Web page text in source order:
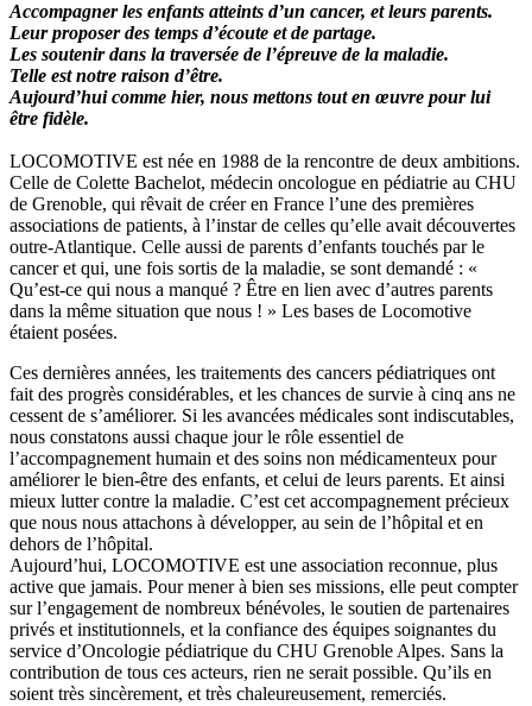
Accompagner les enfants atteints d’un cancer, et leurs parents.
Leur proposer des temps d’écoute et de partage.
Les soutenir dans la traversée de l’épreuve de la maladie.
Telle est notre raison d’être.
Aujourd’hui comme hier, nous mettons tout en œuvre pour lui
être fidèle.
LOCOMOTIVE est née en 1988 de la rencontre de deux ambitions.
Celle de Colette Bachelot, médecin oncologue en pédiatrie au CHU
de Grenoble, qui rêvait de créer en France l’une des premières
associations de patients, à l’instar de celles qu’elle avait découvertes
outre-Atlantique. Celle aussi de parents d’enfants touchés par le
cancer et qui, une fois sortis de la maladie, se sont demandé : «
Qu’est-ce qui nous a manqué ? Être en lien avec d’autres parents
dans la même situation que nous ! » Les bases de Locomotive
étaient posées.
Ces dernières années, les traitements des cancers pédiatriques ont
fait des progrès considérables, et les chances de survie à cinq ans ne
cessent de s’améliorer. Si les avancées médicales sont indiscutables,
nous constatons aussi chaque jour le rôle essentiel de
l’accompagnement humain et des soins non médicamenteux pour
améliorer le bien-être des enfants, et celui de leurs parents. Et ainsi
mieux lutter contre la maladie. C’est cet accompagnement précieux
que nous nous attachons à développer, au sein de l’hôpital et en
dehors de l’hôpital.
Aujourd’hui, LOCOMOTIVE est une association reconnue, plus
active que jamais. Pour mener à bien ses missions, elle peut compter
sur l’engagement de nombreux bénévoles, le soutien de partenaires
privés et institutionnels, et la confiance des équipes soignantes du
service d’Oncologie pédiatrique du CHU Grenoble Alpes. Sans la
contribution de tous ces acteurs, rien ne serait possible. Qu’ils en
soient très sincèrement, et très chaleureusement, remerciés.